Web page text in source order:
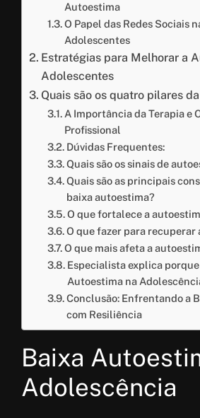
Autoestima
O Papel das Redes Sociais
Adolescentes
Estratégias para Melhorar a
Adolescentes
Quais são os quatro pilares
A Importância da Terapia e
Profissional
Dúvidas Frequentes:
Quais são os sinais de
Quais são as principais
baixa autoestima?
O que fortalece a
O que fazer para recuperar
O que mais afeta a
Especialista explica
Autoestima na
Conclusão: Enfrentando a
com Resiliência
Baixa
Adolescência